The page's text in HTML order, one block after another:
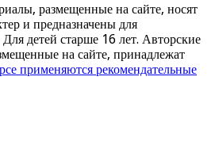
размещенные на сайте, носят
и предназначены для
детей старше 16 лет. Авторские
на сайте, принадлежат
применяются рекомендательные